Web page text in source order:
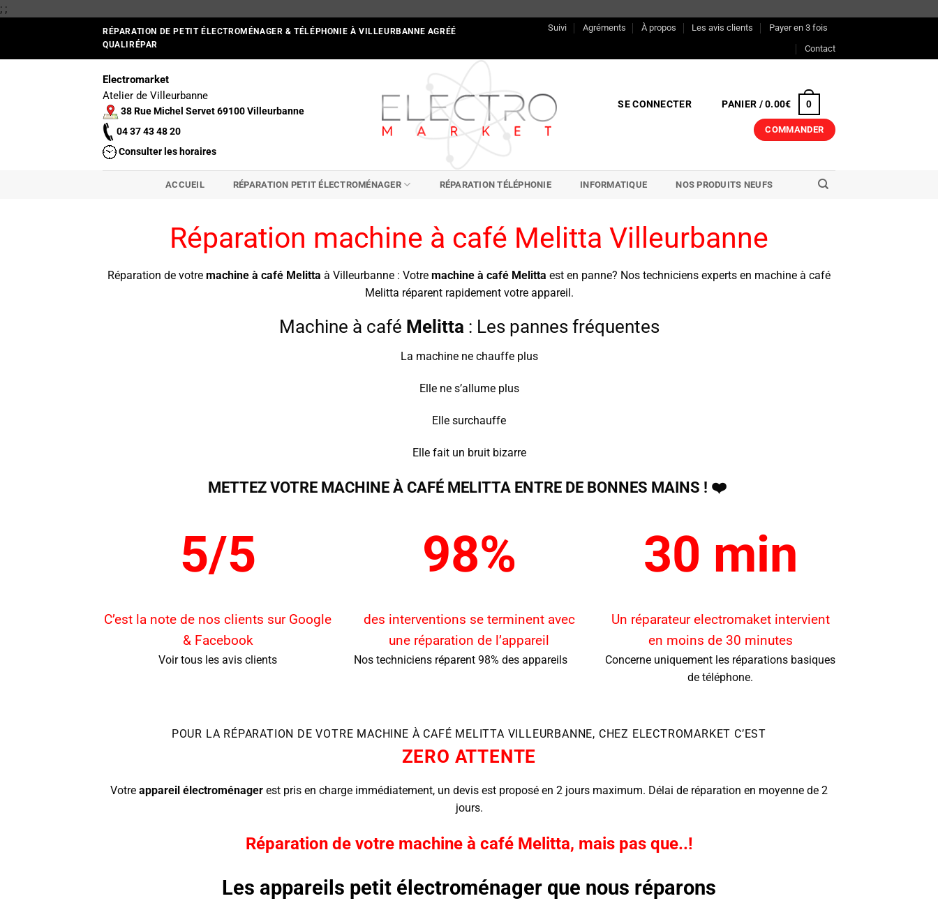
; ;Passer
RÉPARATION DE PETIT ÉLECTROMÉNAGER & TÉLÉPHONIE À VILLEURBANNE AGRÉÉ
QUALIRÉPAR
Suivi Agréments À propos Les avis clients
Payer en 3 fois
Contact
Electromarket
Atelier de Villeurbanne
38 Rue Michel Servet 69100 Villeurbanne
04 37 43 48 20
Consulter les horaires
SE CONNECTER PANIER /0.00€ 0
COMMANDER
ACCUEIL RÉPARATION PETIT ÉLECTROMÉNAGER RÉPARATION TÉLÉPHONIE INFORMATIQUE NOS PRODUITS NEUFS
Réparation machine à café Melitta Villeurbanne
Réparation de votre machine à café Melitta à Villeurbanne : Votre machine à café Melitta est en panne? Nos techniciens experts en machine à café
Melitta réparent rapidement votre appareil.
Machine à café Melitta : Les pannes fréquentes
La machine ne chauffe plus
Elle ne s’allume plus
Elle surchauffe
Elle fait un bruit bizarre
METTEZ VOTRE MACHINE À CAFÉ MELITTA ENTRE DE BONNES MAINS ! ❤️️ ️
5/5
C’est la note de nos clients sur Google
& Facebook
Voir tous les avis clients
98%
des interventions se terminent avec
une réparation de l’appareil
Nos techniciens réparent 98% des appareils
30 min
Un réparateur electromaket intervient
en moins de 30 minutes
Concerne uniquement les réparations basiques
de téléphone.
POUR LA RÉPARATION DE VOTRE MACHINE À CAFÉ MELITTA VILLEURBANNE, CHEZ ELECTROMARKET C’EST
ZERO ATTENTE
Votre appareil électroménager est pris en charge immédiatement, un devis est proposé en 2 jours maximum. Délai de réparation en moyenne de 2
jours.
Réparation de votre machine à café Melitta, mais pas que..!
Les appareils petit électroménager que nous réparons